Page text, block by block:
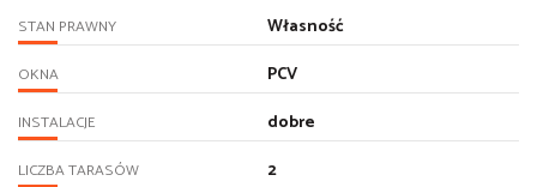
STAN PRAWNY Własność
OKNA PCV
INSTALACJE dobre
LICZBA TARASÓW 2